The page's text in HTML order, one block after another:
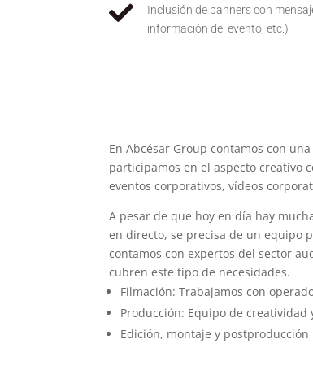

Inclusión de banners con
información del evento, etc.)
En Abcésar Group contamos con
participamos en el aspecto creativo
eventos corporativos, vídeos
A pesar de que hoy en día hay
en directo, se precisa de un equipo
contamos con expertos del sector
cubren este tipo de necesidades.
Filmación: Trabajamos con
Producción: Equipo de
Edición, montaje y postproducción